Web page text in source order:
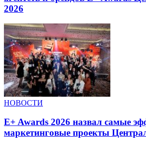
2026
НОВОСТИ
E+ Awards 2026 назвал самые
маркетинговые проекты